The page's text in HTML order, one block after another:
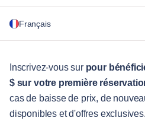
Pour les entreprises
Services aux visiteurs
Guides des villes
Partenaires
Français
English
Português
Inscrivez-vous sur pour
$ sur votre première
cas de baisse de prix, de
disponibles et d'offres exclusives.